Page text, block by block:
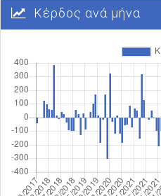
Κέρδος ανά μήνα